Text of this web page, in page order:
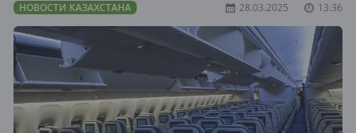
НОВОСТИ КАЗАХСТАНА 28.03.2025 13:36